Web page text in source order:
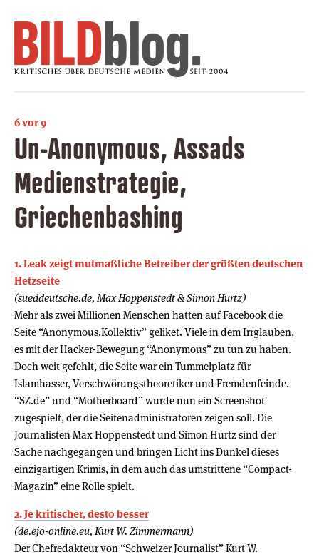
6 vor 9
Un-Anonymous, Assads
Medienstrategie,
Griechenbashing
1. Leak zeigt mutmaßliche Betreiber der größten deutschen
Hetzseite
(sueddeutsche.de, Max Hoppenstedt & Simon Hurtz)
Mehr als zwei Millionen Menschen hatten auf Facebook die
Seite “Anonymous.Kollektiv” geliket. Viele in dem Irrglauben,
es mit der Hacker-Bewegung “Anonymous” zu tun zu haben.
Doch weit gefehlt, die Seite war ein Tummelplatz für
Islamhasser, Verschwörungstheoretiker und Fremdenfeinde.
“SZ.de” und “Motherboard” wurde nun ein Screenshot
zugespielt, der die Seitenadministratoren zeigen soll. Die
Journalisten Max Hoppenstedt und Simon Hurtz sind der
Sache nachgegangen und bringen Licht ins Dunkel dieses
einzigartigen Krimis, in dem auch das umstrittene “Compact-
Magazin” eine Rolle spielt.
2. Je kritischer, desto besser
(de.ejo-online.eu, Kurt W. Zimmermann)
Der Chefredakteur von “Schweizer Journalist” Kurt W.